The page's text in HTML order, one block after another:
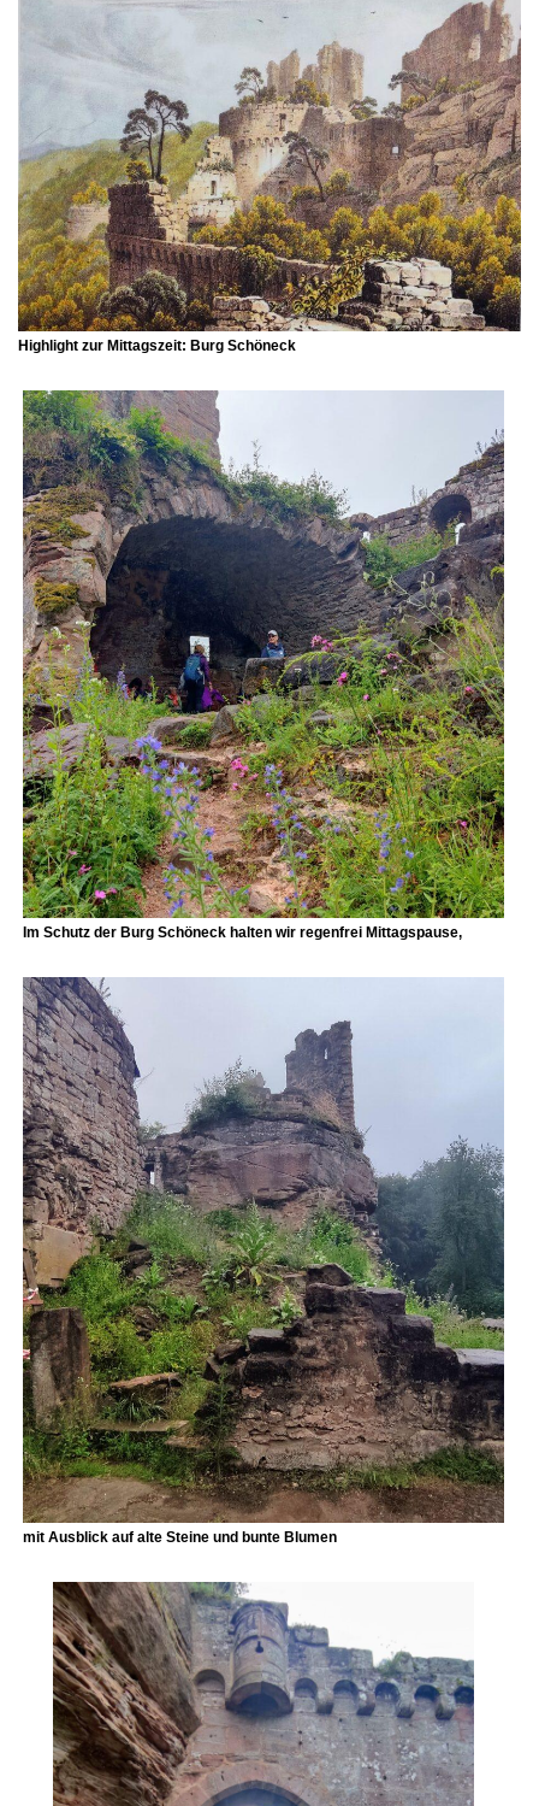
Highlight zur Mittagszeit: Burg Schöneck
Im Schutz der Burg Schöneck halten wir regenfrei Mittagspause,
mit Ausblick auf alte Steine und bunte Blumen